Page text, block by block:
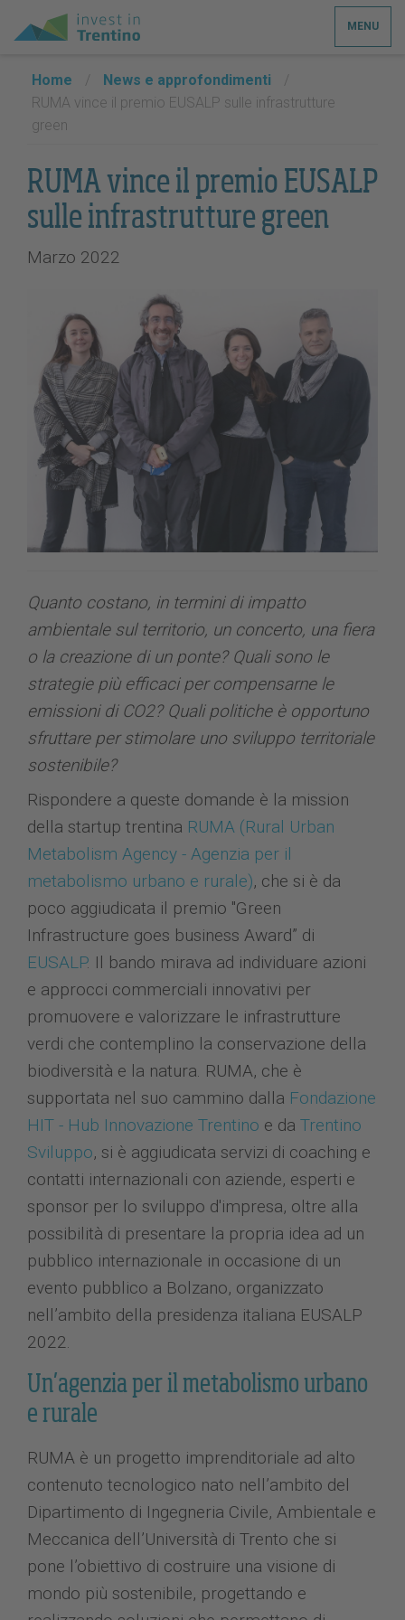
MENU
Home / News e approfondimenti
/
RUMA vince il premio EUSALP sulle infrastrutture
green
RUMA vince il premio EUSALP
sulle infrastrutture green
Marzo 2022
Quanto costano, in termini di impatto
ambientale sul territorio, un concerto, una fiera
o la creazione di un ponte? Quali sono le
strategie più efficaci per compensarne le
emissioni di CO2? Quali politiche è opportuno
sfruttare per stimolare uno sviluppo territoriale
sostenibile?
Rispondere a queste domande è la mission
della startup trentina RUMA (Rural Urban
Metabolism Agency - Agenzia per il
metabolismo urbano e rurale), che si è da
poco aggiudicata il premio "Green
Infrastructure goes business Award” di
EUSALP. Il bando mirava ad individuare azioni
e approcci commerciali innovativi per
promuovere e valorizzare le infrastrutture
verdi che contemplino la conservazione della
biodiversità e la natura. RUMA, che è
supportata nel suo cammino dalla Fondazione
HIT - Hub Innovazione Trentino e da Trentino
Sviluppo, si è aggiudicata servizi di coaching e
contatti internazionali con aziende, esperti e
sponsor per lo sviluppo d'impresa, oltre alla
possibilità di presentare la propria idea ad un
pubblico internazionale in occasione di un
evento pubblico a Bolzano, organizzato
nell’ambito della presidenza italiana EUSALP
2022.
Un’agenzia per il metabolismo urbano
e rurale
RUMA è un progetto imprenditoriale ad alto
contenuto tecnologico nato nell’ambito del
Dipartimento di Ingegneria Civile, Ambientale e
Meccanica dell’Università di Trento che si
pone l’obiettivo di costruire una visione di
mondo più sostenibile, progettando e